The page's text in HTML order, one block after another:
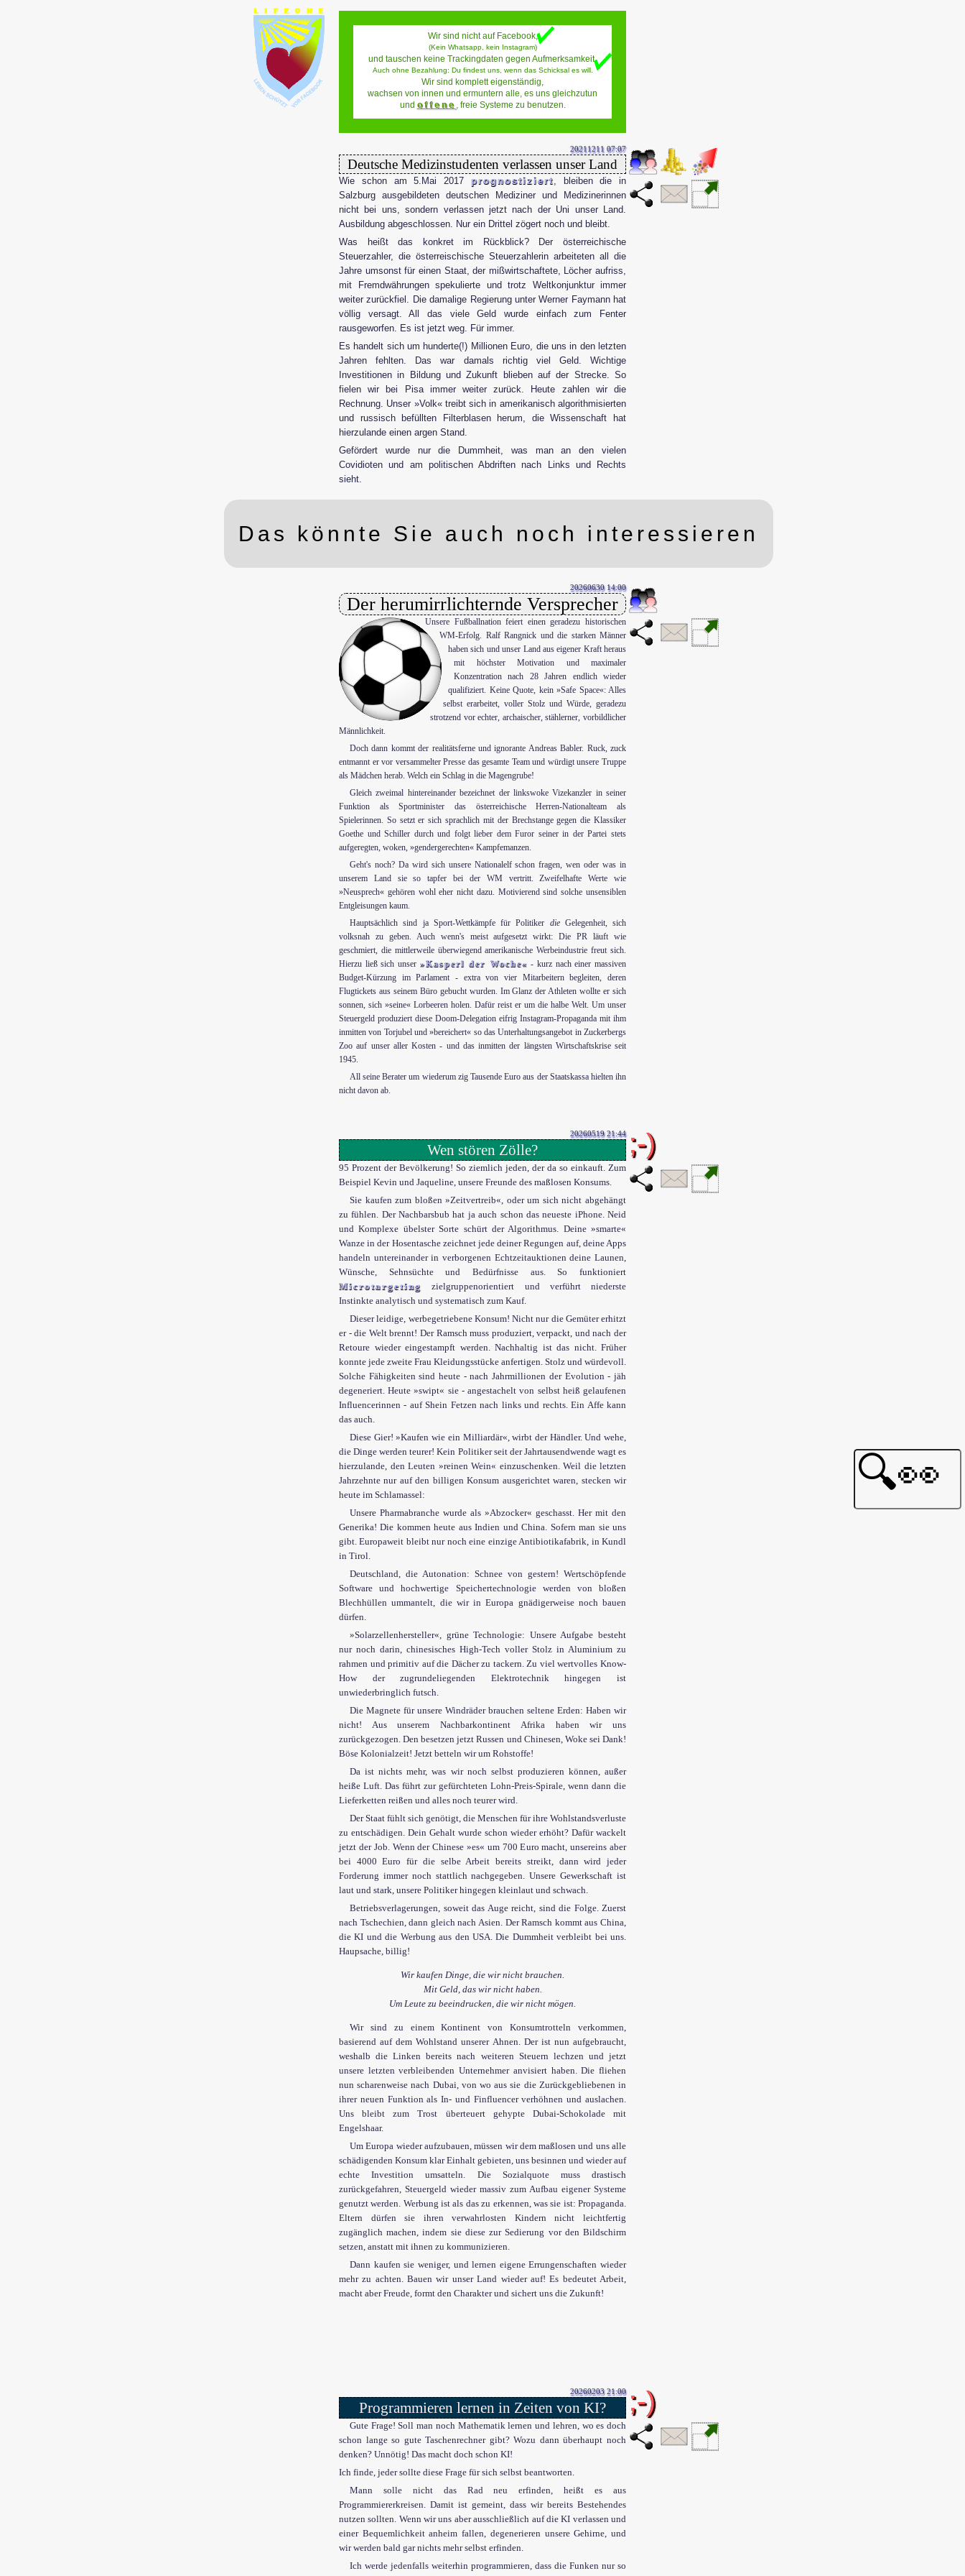
Wir sind nicht auf Facebook,
(Kein Whatsapp, kein Instagram)
und tauschen keine Trackingdaten gegen Aufmerksamkeit.
Auch ohne Bezahlung: Du findest uns, wenn das Schicksal es will.
Wir sind komplett eigenständig,
wachsen von innen und ermuntern alle, es uns gleichzutun
und offene , freie Systeme zu benutzen.
Das könnte Sie auch noch interessieren
20211211 07:07
Deutsche Medizinstudenten verlassen unser Land
Wie schon am 5.Mai 2017 prognostiziert, bleiben die in
Salzburg ausgebildeten deutschen Mediziner und Medizinerinnen
nicht bei uns, sondern verlassen jetzt nach der Uni unser Land.
Ausbildung abgeschlossen. Nur ein Drittel zögert noch und bleibt.
Was heißt das konkret im Rückblick? Der österreichische
Steuerzahler, die österreischische Steuerzahlerin arbeiteten all die
Jahre umsonst für einen Staat, der mißwirtschaftete, Löcher aufriss,
mit Fremdwährungen spekulierte und trotz Weltkonjunktur immer
weiter zurückfiel. Die damalige Regierung unter Werner Faymann hat
völlig versagt. All das viele Geld wurde einfach zum Fenter
rausgeworfen. Es ist jetzt weg. Für immer.
Es handelt sich um hunderte(!) Millionen Euro, die uns in den letzten
Jahren fehlten. Das war damals richtig viel Geld. Wichtige
Investitionen in Bildung und Zukunft blieben auf der Strecke. So
fielen wir bei Pisa immer weiter zurück. Heute zahlen wir die
Rechnung. Unser »Volk« treibt sich in amerikanisch algorithmisierten
und russisch befüllten Filterblasen herum, die Wissenschaft hat
hierzulande einen argen Stand.
Gefördert wurde nur die Dummheit, was man an den vielen
Covidioten und am politischen Abdriften nach Links und Rechts
sieht.
20260630 14:00
Der herumirrlichternde Versprecher
Unsere Fußballnation feiert einen geradezu historischen
WM-Erfolg. Ralf Rangnick und die starken Männer
haben sich und unser Land aus eigener Kraft heraus
mit höchster Motivation und maximaler
Konzentration nach 28 Jahren endlich wieder
qualifiziert. Keine Quote, kein »Safe Space«: Alles
selbst erarbeitet, voller Stolz und Würde, geradezu
strotzend vor echter, archaischer, stählerner, vorbildlicher
Männlichkeit.
Doch dann kommt der realitätsferne und ignorante Andreas Babler. Ruck, zuck
entmannt er vor versammelter Presse das gesamte Team und würdigt unsere Truppe
als Mädchen herab. Welch ein Schlag in die Magengrube!
Gleich zweimal hintereinander bezeichnet der linkswoke Vizekanzler in seiner
Funktion als Sportminister das österreichische Herren-Nationalteam als
Spielerinnen. So setzt er sich sprachlich mit der Brechstange gegen die Klassiker
Goethe und Schiller durch und folgt lieber dem Furor seiner in der Partei stets
aufgeregten, woken, »gendergerechten« Kampfemanzen.
Geht's noch? Da wird sich unsere Nationalelf schon fragen, wen oder was in
unserem Land sie so tapfer bei der WM vertritt. Zweifelhafte Werte wie
»Neusprech« gehören wohl eher nicht dazu. Motivierend sind solche unsensiblen
Entgleisungen kaum.
Hauptsächlich sind ja Sport-Wettkämpfe für Politiker dieGelegenheit, sich
volksnah zu geben. Auch wenn's meist aufgesetzt wirkt: Die PR läuft wie
geschmiert, die mittlerweile überwiegend amerikanische Werbeindustrie freut sich.
Hierzu ließ sich unser »Kasperl der Woche« - kurz nach einer massiven
Budget-Kürzung im Parlament - extra von vier Mitarbeitern begleiten, deren
Flugtickets aus seinem Büro gebucht wurden. Im Glanz der Athleten wollte er sich
sonnen, sich »seine« Lorbeeren holen. Dafür reist er um die halbe Welt. Um unser
Steuergeld produziert diese Doom-Delegation eifrig Instagram-Propaganda mit ihm
inmitten von Torjubel und »bereichert« so das Unterhaltungsangebot in Zuckerbergs
Zoo auf unser aller Kosten - und das inmitten der längsten Wirtschaftskrise seit
1945.
All seine Berater um wiederum zig Tausende Euro aus der Staatskassa hielten ihn
nicht davon ab.
20260519 21:44
Wen stören Zölle?
95 Prozent der Bevölkerung! So ziemlich jeden, der da so einkauft. Zum
Beispiel Kevin und Jaqueline, unsere Freunde des maßlosen Konsums.
Sie kaufen zum bloßen »Zeitvertreib«, oder um sich nicht abgehängt
zu fühlen. Der Nachbarsbub hat ja auch schon das neueste iPhone. Neid
und Komplexe übelster Sorte schürt der Algorithmus. Deine »smarte«
Wanze in der Hosentasche zeichnet jede deiner Regungen auf, deine Apps
handeln untereinander in verborgenen Echtzeitauktionen deine Launen,
Wünsche, Sehnsüchte und Bedürfnisse aus. So funktioniert
Microtargeting
zielgruppenorientiert und verführt niederste
Instinkte analytisch und systematisch zum Kauf.
Dieser leidige, werbegetriebene Konsum! Nicht nur die Gemüter erhitzt
er - die Welt brennt! Der Ramsch muss produziert, verpackt, und nach der
Retoure wieder eingestampft werden. Nachhaltig ist das nicht. Früher
konnte jede zweite Frau Kleidungsstücke anfertigen. Stolz und würdevoll.
Solche Fähigkeiten sind heute - nach Jahrmillionen der Evolution - jäh
degeneriert. Heute »swipt« sie - angestachelt von selbst heiß gelaufenen
Influencerinnen - auf Shein Fetzen nach links und rechts. Ein Affe kann
das auch.
Diese Gier! »Kaufen wie ein Milliardär«, wirbt der Händler. Und wehe,
die Dinge werden teurer! Kein Politiker seit der Jahrtausendwende wagt es
hierzulande, den Leuten »reinen Wein« einzuschenken. Weil die letzten
Jahrzehnte nur auf den billigen Konsum ausgerichtet waren, stecken wir
heute im Schlamassel:
Unsere Pharmabranche wurde als »Abzocker« geschasst. Her mit den
Generika! Die kommen heute aus Indien und China. Sofern man sie uns
gibt. Europaweit bleibt nur noch eine einzige Antibiotikafabrik, in Kundl
in Tirol.
Deutschland, die Autonation: Schnee von gestern! Wertschöpfende
Software und hochwertige Speichertechnologie werden von bloßen
Blechhüllen ummantelt, die wir in Europa gnädigerweise noch bauen
dürfen.
»Solarzellenhersteller«, grüne Technologie: Unsere Aufgabe besteht
nur noch darin, chinesisches High-Tech voller Stolz in Aluminium zu
rahmen und primitiv auf die Dächer zu tackern. Zu viel wertvolles Know-
How der zugrundeliegenden Elektrotechnik hingegen ist
unwiederbringlich futsch.
Die Magnete für unsere Windräder brauchen seltene Erden: Haben wir
nicht! Aus unserem Nachbarkontinent Afrika haben wir uns
zurückgezogen. Den besetzen jetzt Russen und Chinesen, Woke sei Dank!
Böse Kolonialzeit! Jetzt betteln wir um Rohstoffe!
Da ist nichts mehr, was wir noch selbst produzieren können, außer
heiße Luft. Das führt zur gefürchteten Lohn-Preis-Spirale, wenn dann die
Lieferketten reißen und alles noch teurer wird.
Der Staat fühlt sich genötigt, die Menschen für ihre Wohlstandsverluste
zu entschädigen. Dein Gehalt wurde schon wieder erhöht? Dafür wackelt
jetzt der Job. Wenn der Chinese »es« um 700 Euro macht, unsereins aber
bei 4000 Euro für die selbe Arbeit bereits streikt, dann wird jeder
Forderung immer noch stattlich nachgegeben. Unsere Gewerkschaft ist
laut und stark, unsere Politiker hingegen kleinlaut und schwach.
Betriebsverlagerungen, soweit das Auge reicht, sind die Folge. Zuerst
nach Tschechien, dann gleich nach Asien. Der Ramsch kommt aus China,
die KI und die Werbung aus den USA. Die Dummheit verbleibt bei uns.
Haupsache, billig!
Wir kaufen Dinge, die wir nicht brauchen.
Mit Geld, das wir nicht haben.
Um Leute zu beeindrucken, die wir nicht mögen.
Wir sind zu einem Kontinent von Konsumtrotteln verkommen,
basierend auf dem Wohlstand unserer Ahnen. Der ist nun aufgebraucht,
weshalb die Linken bereits nach weiteren Steuern lechzen und jetzt
unsere letzten verbleibenden Unternehmer anvisiert haben. Die fliehen
nun scharenweise nach Dubai, von wo aus sie die Zurückgebliebenen in
ihrer neuen Funktion als In- und Finfluencer verhöhnen und auslachen.
Uns bleibt zum Trost überteuert gehypte Dubai-Schokolade mit
Engelshaar.
Um Europa wieder aufzubauen, müssen wir dem maßlosen und uns alle
schädigenden Konsum klar Einhalt gebieten, uns besinnen und wieder auf
echte Investition umsatteln. Die Sozialquote muss drastisch
zurückgefahren, Steuergeld wieder massiv zum Aufbau eigener Systeme
genutzt werden. Werbung ist als das zu erkennen, was sie ist: Propaganda.
Eltern dürfen sie ihren verwahrlosten Kindern nicht leichtfertig
zugänglich machen, indem sie diese zur Sedierung vor den Bildschirm
setzen, anstatt mit ihnen zu kommunizieren.
Dann kaufen sie weniger, und lernen eigene Errungenschaften wieder
mehr zu achten. Bauen wir unser Land wieder auf! Es bedeutet Arbeit,
macht aber Freude, formt den Charakter und sichert uns die Zukunft!
20260203 21:00
Programmieren lernen in Zeiten von KI?
Gute Frage! Soll man noch Mathematik lernen und lehren, wo es doch
schon lange so gute Taschenrechner gibt? Wozu dann überhaupt noch
denken? Unnötig! Das macht doch schon KI!
Ich finde, jeder sollte diese Frage für sich selbst beantworten.
Mann solle nicht das Rad neu erfinden, heißt es aus
Programmiererkreisen. Damit ist gemeint, dass wir bereits Bestehendes
nutzen sollten. Wenn wir uns aber ausschließlich auf die KI verlassen und
einer Bequemlichkeit anheim fallen, degenerieren unsere Gehirne, und
wir werden bald gar nichts mehr selbst erfinden.
Ich werde jedenfalls weiterhin programmieren, dass die Funken nur so
Bitte kopieren Sie folgenden Link:
Lieber Besucher !
Ihr kleines Gerät hat einen
Es beherrscht die Technik
nur unvollständig und damit
Bitte besuchen Sie uns mit
Inwieweit Ihr System den
gewachsen ist,
Test